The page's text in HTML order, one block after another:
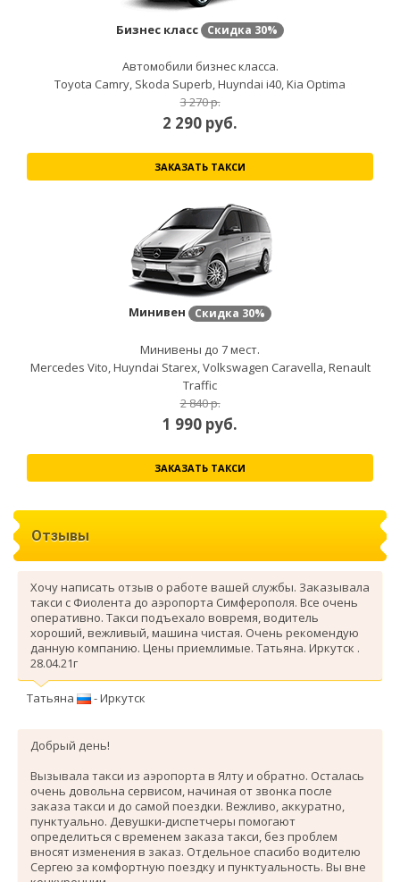
Бизнес класс Скидка 30%
Автомобили бизнес класса.
Toyota Camry, Skoda Superb, Huyndai i40, Kia Optima
3 270 р.
2 290 руб.
ЗАКАЗАТЬ ТАКСИ
Минивен Скидка 30%
Минивены до 7 мест.
Mercedes Vito, Huyndai Starex, Volkswagen Caravella, Renault
Traffic
2 840 р.
1 990 руб.
ЗАКАЗАТЬ ТАКСИ
Отзывы
Хочу написать отзыв о работе вашей службы. Заказывала
такси с Фиолента до аэропорта Симферополя. Все очень
оперативно. Такси подъехало вовремя, водитель
хороший, вежливый, машина чистая. Очень рекомендую
данную компанию. Цены приемлимые. Татьяна. Иркутск .
28.04.21г
Татьяна - Иркутск
Добрый день!
Вызывала такси из аэропорта в Ялту и обратно. Осталась
очень довольна сервисом, начиная от звонка после
заказа такси и до самой поездки. Вежливо, аккуратно,
пунктуально. Девушки-диспетчеры помогают
определиться с временем заказа такси, без проблем
вносят изменения в заказ. Отдельное спасибо водителю
Сергею за комфортную поездку и пунктуальность. Вы вне